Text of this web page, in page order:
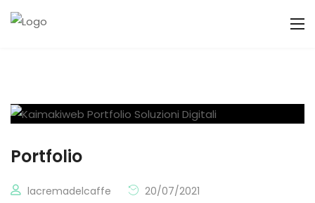
Portfolio
lacremadelcaffe 20/07/2021